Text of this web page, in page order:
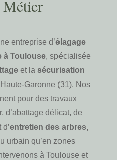
entreprise d’élagage
à Toulouse, spécialisée
et la sécurisation
Garonne (31). Nos
pour des travaux
d’abattage délicat, de
entretien des arbres,
urbain qu’en zones
à Toulouse et